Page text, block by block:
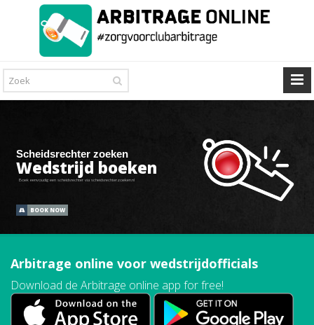
Scheidsrechter zoeken
Wedstrijd boeken
Boek eenvoudig een scheidsrechter via scheidsrechterzoeken.nl
BOOK NOW
Arbitrage online voor wedstrijdofficials
Download de Arbitrage online app for free!